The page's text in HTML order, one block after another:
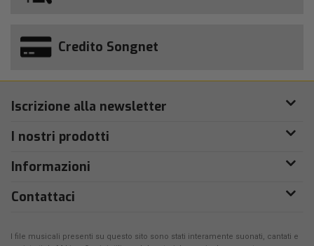
Credito Songnet
Iscrizione alla newsletter
I nostri prodotti
Informazioni
Contattaci
I file musicali presenti su questo sito sono stati interamente suonati, cantati e